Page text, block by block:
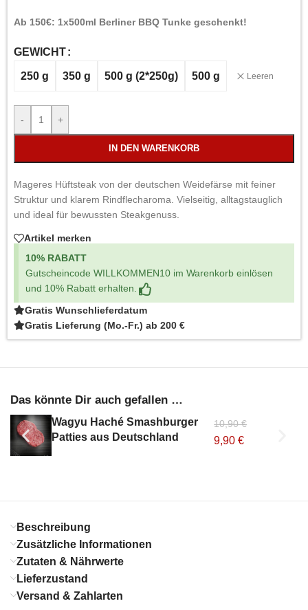
Ab 150€: 1x500ml Berliner BBQ Tunke geschenkt!
GEWICHT
250 g 350 g 500 g (2*250g) 500 g Leeren
- +
IN DEN WARENKORB
Mageres Hüftsteak von der deutschen Weidefärse mit feiner
Struktur und klarem Rindflecharoma. Vielseitig, alltagstauglich
und ideal für bewussten Steakgenuss.
Artikel merken
10% RABATT
Gutscheincode WILLKOMMEN10 im Warenkorb einlösen
und 10% Rabatt erhalten.
Gratis Wunschlieferdatum
Gratis Lieferung (Mo.-Fr.) ab 200 €
Das könnte Dir auch gefallen …
Wagyu Haché Smashburger
Patties aus Deutschland
10,90€
9,90€
Beschreibung
Zusätzliche Informationen
Zutaten & Nährwerte
Lieferzustand
Versand & Zahlarten